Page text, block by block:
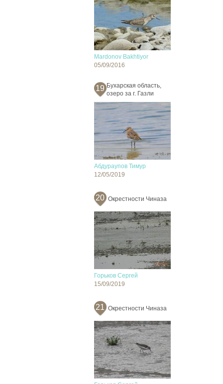
Mardonov Bakhtiyor
05/09/2016
19 Бухарская область,
озеро за г. Газли
Абдураупов Тимур
12/05/2019
20 Окрестности Чиназа
Горьков Сергей
15/09/2019
21 Окрестности Чиназа